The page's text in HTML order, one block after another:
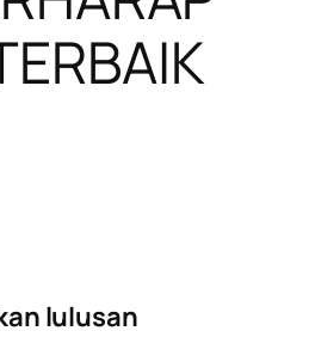
lulusan